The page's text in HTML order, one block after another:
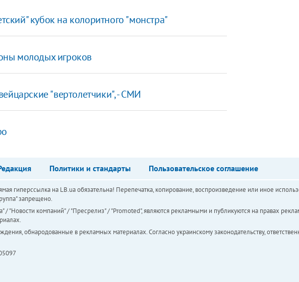
кубок на колоритного "монстра"
молодых игроков
"вертолетчики", - СМИ
Политики и стандарты Пользовательское соглашение
гиперссылка на LB.ua обязательна! Перепечатка, копирование, воспроизведение или иное
запрещено.
"Новости компаний" / "Пресрелиз" / "Promoted", являются рекламными и публикуются на правах
обнародованные в рекламных материалах. Согласно украинскому законодательству,